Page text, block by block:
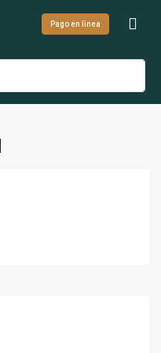
Pago en linea